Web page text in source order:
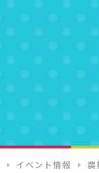
イベント情報 農